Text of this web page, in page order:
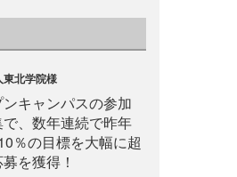
東北学院様
キャンパスの参加
、数年連続で昨年
％の目標を大幅に超
を獲得！